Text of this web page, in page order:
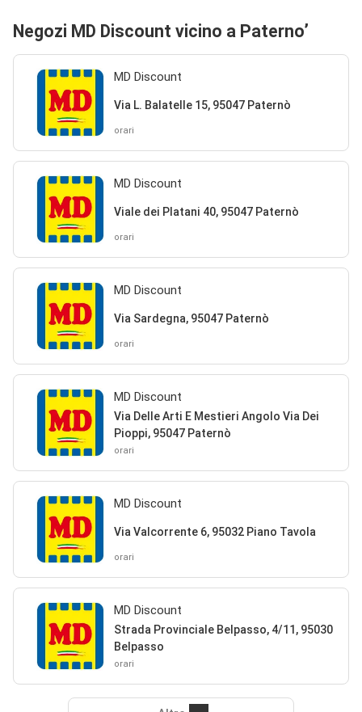
Negozi MD Discount vicino a Paterno’
MD Discount
Via L. Balatelle 15, 95047 Paternò
orari
MD Discount
Viale dei Platani 40, 95047 Paternò
orari
MD Discount
Via Sardegna, 95047 Paternò
orari
MD Discount
Via Delle Arti E Mestieri Angolo Via Dei
Pioppi, 95047 Paternò
orari
MD Discount
Via Valcorrente 6, 95032 Piano Tavola
orari
MD Discount
Strada Provinciale Belpasso, 4/11, 95030
Belpasso
orari